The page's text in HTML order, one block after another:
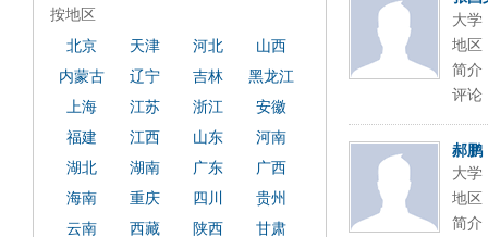
大学
地区
简介
评论
郝鹏
大学
地区
简介
按地区
北京
天津 河北
山西
内蒙古
辽宁 吉林
黑龙江
上海
江苏 浙江
安徽
福建
江西 山东
河南
湖北
湖南 广东
广西
海南
重庆 四川
贵州
云南
西藏 陕西
甘肃